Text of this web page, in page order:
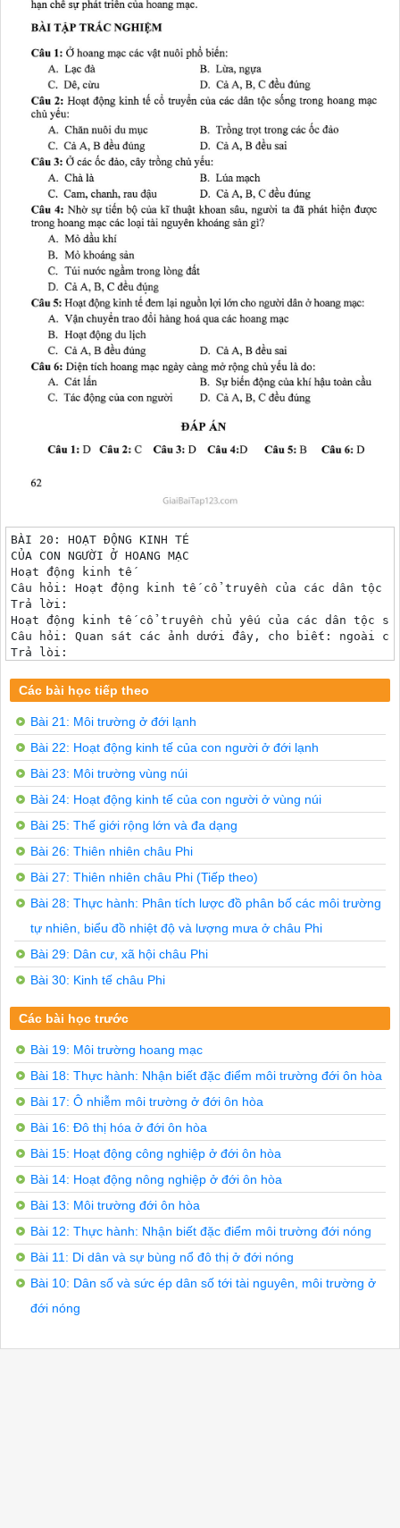
BÀI 20: HOẠT ĐỘNG KINH TÉ
CỦA CON NGƯỜI Ở HOANG MẠC
Hoạt động kinh tế
Câu hỏi: Hoạt động kinh tế cổ truyền của các dân tộc
Trả lời:
Hoạt động kinh tế cổ truyền chủ yếu của các dân tộc
Câu hỏi: Quan sát các ảnh dưới đây, cho biết: ngoài
Trả lòi:
Ở các ốc đảo, trồng cây chà là, cam, chanh, lúa mạch,
Câu hỏi: Quan sát các ảnh dưới đây, phân tích vai trò
Trả lòi:
Với sự tiến bộ của kĩ thuật khoan sâu, con người đã
Hình 20.3 là cảnh trồng trọt, nơi có hệ thống nước tự
Hình 20.4 là cảnh một khu khai thác dầu mỏ trong
Hoang mạc đang ngày càng mở rộng
Câu hỏi: Nêu một số ví dụ để cho thấy những tác
Trả lời:
Diện tích hoang mạc trên thế giới đang ngày càng
Câu hỏi: Nêu một số biện pháp nhằm hạn chế sự phát
* Trả lòi:
Biện pháp: Đưa nước vào hoang mạc bằng giếng nước
BÀI TẬP TRẮC NGHIỆM
Câu 1: ơ hoang mạc các vật nuôi phổ biến:
A. Lạc đà	B. Lừa, ngựa
c. Dê, cừu	D. Cả A, B, c đều đúng
Câu 2: Hoạt động kinh tế cổ truyển của các dân tộc
A. Chăn nuôi du mục	B. Trồng trọt trong các ốc đảo
Câu 3: Ở các ốc đảo, cây trồng chủ yếu:
A. Chà là	B. Lúa mạch
Câu 4: Nhờ sự tiến bộ của kĩ thuật khoan sâu, người
Mỏ dầu khí
Mỏ khoáng sản
c. Túi nước ngầm trong lòng đất
Cả A, B, c đều đúng
Câu 5: Hoạt động kinh tế đem lại nguồn lợi lớn cho
Vận chuyển trao đổi hàng hoá qua các hoang mạc
Hoạt động du lịch
c. Cả A, B đều đúng	D. Cả A, B đều sai
Câu 6: Diện tích hoang mạc ngày càng mở rộng chủ yếu
A. Cát lấn	B. Sự biến động của khí hậu toàn cầu
c. Tác động của con người	D. Cả A, B, c đều đúng
ĐÁP ÁN
Các bài học tiếp theo
Bài 21: Môi trường ở đới lạnh
Bài 22: Hoạt động kinh tế của con người ở đới lạnh
Bài 23: Môi trường vùng núi
Bài 24: Hoạt động kinh tế của con người ở vùng núi
Bài 25: Thế giới rộng lớn và đa dạng
Bài 26: Thiên nhiên châu Phi
Bài 27: Thiên nhiên châu Phi (Tiếp theo)
Bài 28: Thực hành: Phân tích lược đồ phân bố các môi trường
tự nhiên, biểu đồ nhiệt độ và lượng mưa ở châu Phi
Bài 29: Dân cư, xã hội châu Phi
Bài 30: Kinh tế châu Phi
Các bài học trước
Bài 19: Môi trường hoang mạc
Bài 18: Thực hành: Nhận biết đặc điểm môi trường đới ôn hòa
Bài 17: Ô nhiễm môi trường ở đới ôn hòa
Bài 16: Đô thị hóa ở đới ôn hòa
Bài 15: Hoạt động công nghiệp ở đới ôn hòa
Bài 14: Hoạt động nông nghiệp ở đới ôn hòa
Bài 13: Môi trường đới ôn hòa
Bài 12: Thực hành: Nhận biết đặc điểm môi trường đới nóng
Bài 11: Di dân và sự bùng nổ đô thị ở đới nóng
Bài 10: Dân số và sức ép dân số tới tài nguyên, môi trường ở
đới nóng